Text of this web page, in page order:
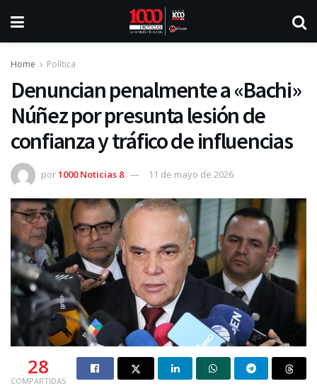
Home Política
Denuncian penalmente a «Bachi»
Núñez por presunta lesión de
confianza y tráfico de influencias
por1000 Noticias 8 11 de mayo de 2026
28
COMPARTIDAS